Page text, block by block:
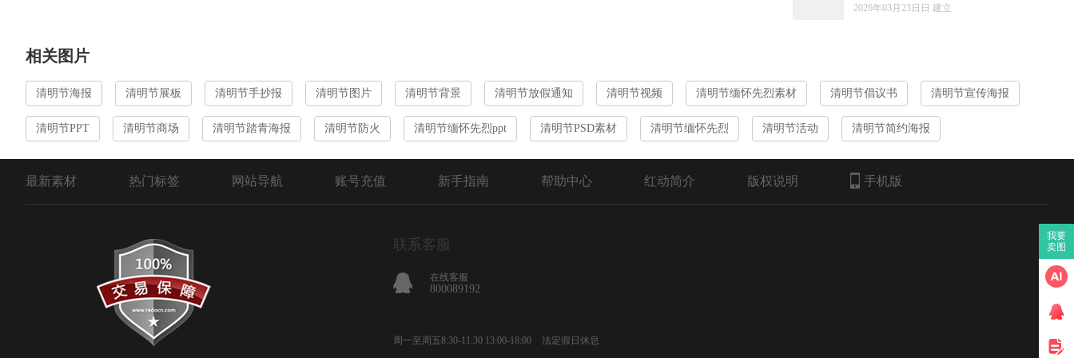
2026年03月23日日 建立
相关图片
清明节海报 清明节展板 清明节手抄报 清明节图片 清明节背景 清明节放假通知 清明节视频 清明节缅怀先烈素材 清明节倡议书 清明节宣传海报
清明节PPT 清明节商场 清明节踏青海报 清明节防火 清明节缅怀先烈ppt 清明节PSD素材 清明节缅怀先烈 清明节活动 清明节简约海报
最新素材 热门标签 网站导航 账号充值 新手指南 帮助中心 红动简介 版权说明 手机版
联系客服
在线客服
800089192
周一至周五8:30-11:30 13:00-18:00 法定假日休息
我要
卖图